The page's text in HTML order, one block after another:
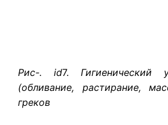
Рис-. id7.
(обливание, растирание,
греков